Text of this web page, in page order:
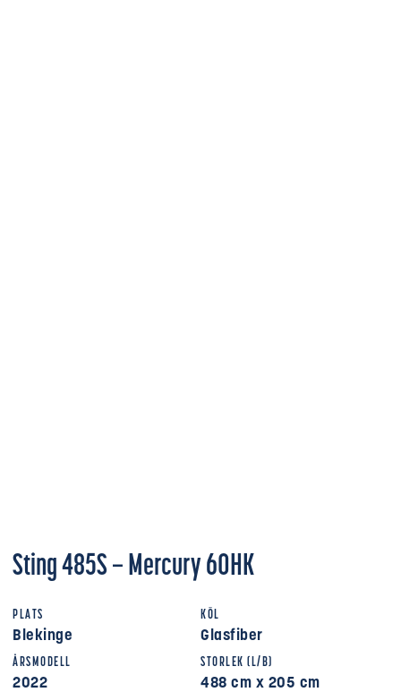
Sting 485S – Mercury 60HK
PLATS
Blekinge
ÅRSMODELL
2022
KÖL
Glasfiber
STORLEK (L/B)
488 cm x 205 cm